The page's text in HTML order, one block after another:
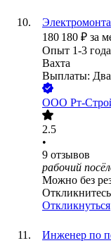
180 180 ₽ за
Опыт 1-3 года
Вахта
Выплаты: Два
ООО Рт-
2.5
•
9 отзывов
рабочий
Можно без
Откликнуться
Инженер по